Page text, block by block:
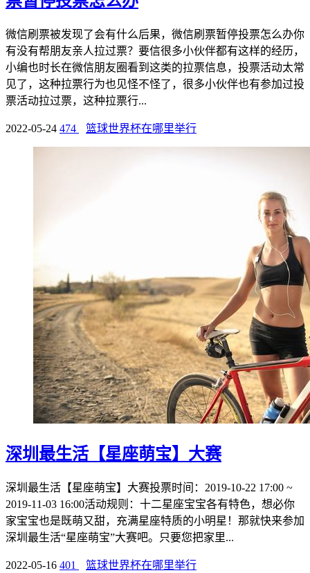
微信刷票被发现了会有什么后果，微信刷票暂停投票怎么办你
有没有帮朋友亲人拉过票？要信很多小伙伴都有这样的经历，
小编也时长在微信朋友圈看到这类的拉票信息，投票活动太常
见了，这种拉票行为也见怪不怪了，很多小伙伴也有参加过投
票活动拉过票，这种拉票行...
2022-05-24 474 篮球世界杯在哪里举行
深圳最生活【星座萌宝】大赛
深圳最生活【星座萌宝】大赛投票时间：2019-10-22 17:00 ~
2019-11-03 16:00活动规则：十二星座宝宝各有特色，想必你
家宝宝也是既萌又甜，充满星座特质的小明星！那就快来参加
深圳最生活“星座萌宝”大赛吧。只要您把家里...
2022-05-16 401 篮球世界杯在哪里举行